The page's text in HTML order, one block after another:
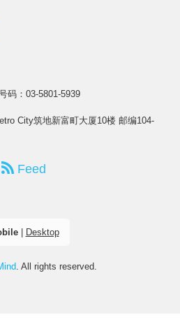
码：03-5801-5939
City筑地新富町大厦10楼 邮编104-
Feed
| Desktop
. All rights reserved.